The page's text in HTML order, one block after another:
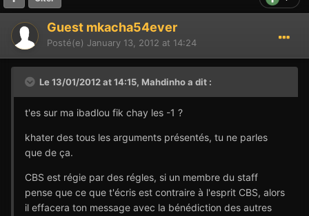
Guest mkacha54ever
Posté(e) January 13, 2012 at 14:24
Le 13/01/2012 at 14:15, Mahdinho a dit :
t'es sur ma ibadlou fik chay les -1 ?
khater des tous les arguments présentés, tu ne parles
que de ça.
CBS est régie par des régles, si un membre du staff
pense que ce que t'écris est contraire à l'esprit CBS, alors
il effacera ton message avec la bénédiction des autres